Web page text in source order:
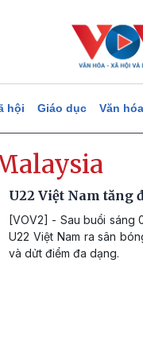
hội Giáo dục Văn
U22 Việt Nam tăng
[VOV2] - Sau buổi sáng
U22 Việt Nam ra sân
và dửt điểm đa dạng.